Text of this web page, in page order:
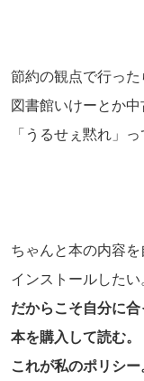
節約の観点で行った
図書館いけーとか中
「うるせぇ黙れ」っ
ちゃんと本の内容を
インストールしたい
だからこそ自分に
本を購入して読む。
これが私のポリシー